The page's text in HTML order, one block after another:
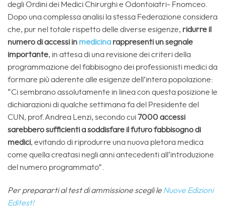
degli Ordini dei Medici Chirurghi e Odontoiatri- Fnomceo.
Dopo una complessa analisi la stessa Federazione considera
che, pur nel totale rispetto delle diverse esigenze, ridurre il
numero di accessi in medicina rappresenti un segnale
importante, in attesa di una revisione dei criteri della
programmazione del fabbisogno dei professionisti medici da
formare più aderente alle esigenze dell’intera popolazione:
“Ci sembrano assolutamente in linea con questa posizione le
dichiarazioni di qualche settimana fa del Presidente del
CUN, prof.Andrea Lenzi, secondo cui7000 accessi
sarebbero sufficienti a soddisfare il futuro fabbisogno di
medici, evitando di riprodurre una nuova pletora medica
come quella creatasi negli anni antecedenti all’introduzione
del numero programmato”.
Per prepararti al test di ammissione scegli le Nuove Edizioni
Editest!